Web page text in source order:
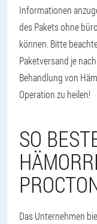
Informationen
des Pakets ohne
können. Bitte
Paketversand je
Behandlung von
Operation zu heilen!
SO
Das Unternehmen